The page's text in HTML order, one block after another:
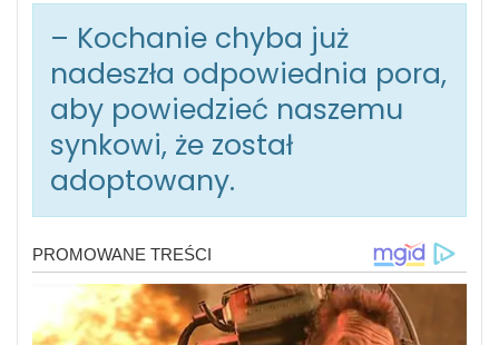
– Kochanie chyba już
nadeszła odpowiednia pora,
aby powiedzieć naszemu
synkowi, że został
adoptowany.